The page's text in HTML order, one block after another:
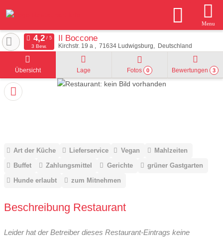
Menu
Il Boccone
Kirchstr. 19 a 71634 Ludwigsburg Deutschland
3 Bew.
Übersicht Lage Fotos 0 Bewertungen 3
Art der Küche Lieferservice Vegan
Mahlzeiten
Buffet
Zahlungsmittel Gerichte
grüner Gastgarten
Hunde erlaubt
zum Mitnehmen
Beschreibung Restaurant
Leider hat der Betreiber dieses Restaurant-Eintrags keine